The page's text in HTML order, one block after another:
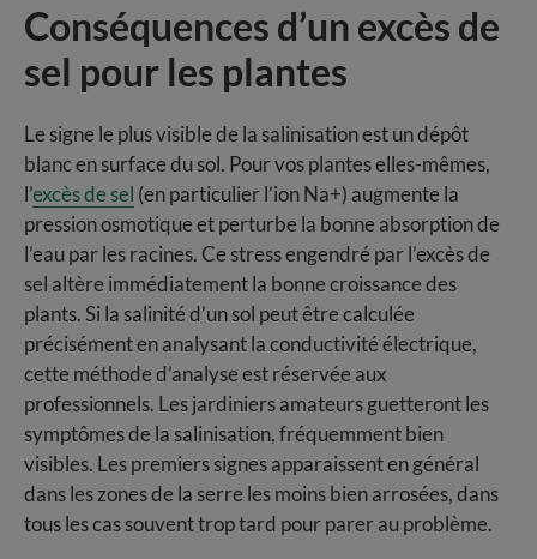
Conséquences d’un excès de
sel pour les plantes
Le signe le plus visible de la salinisation est un dépôt
blanc en surface du sol. Pour vos plantes elles-mêmes,
l’excès de sel (en particulier l’ion Na+) augmente la
pression osmotique et perturbe la bonne absorption de
l’eau par les racines. Ce stress engendré par l’excès de
sel altère immédiatement la bonne croissance des
plants. Si la salinité d’un sol peut être calculée
précisément en analysant la conductivité électrique,
cette méthode d’analyse est réservée aux
professionnels. Les jardiniers amateurs guetteront les
symptômes de la salinisation, fréquemment bien
visibles. Les premiers signes apparaissent en général
dans les zones de la serre les moins bien arrosées, dans
tous les cas souvent trop tard pour parer au problème.